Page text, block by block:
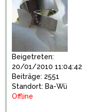
Beigetreten:
20/01/2010 11:04:42
Beiträge: 2551
Standort: Ba-Wü
Offline